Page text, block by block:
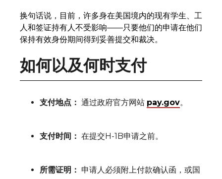
换句话说，目前，许多身在美国境内的现有学生、工
人和签证持有人不受影响——只要他们的申请在他们
保持有效身份期间得到妥善提交和裁决。
如何以及何时支付
支付地点： 通过政府官方网站 pay.gov。
支付时间： 在提交H-1B申请之前。
所需证明： 申请人必须附上付款确认函，或国